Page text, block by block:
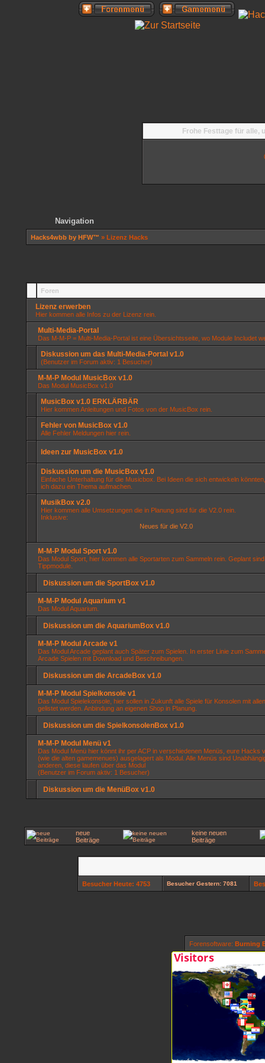
Frohe Festtage für alle,
Navigation
Hacks4wbb by HFW™ » Lizenz Hacks
Foren
Lizenz erwerben
Hier kommen alle Infos zu der Lizenz rein.
Multi-Media-Portal
Das M-M-P = Multi-Media-Portal ist eine Übersichtsseite, wo Module Includet
Diskussion um das Multi-Media-Portal v1.0
(Benutzer im Forum aktiv: 1 Besucher)
M-M-P Modul MusicBox v1.0
Das Modul MusicBox v1.0
MusicBox v1.0 ERKLÄRBÄR
Hier kommen Anleitungen und Fotos von der MusicBox rein.
Fehler von MusicBox v1.0
Alle Fehler Meldungen hier rein.
Ideen zur MusicBox v1.0
Diskussion um die MusicBox v1.0
Einfache Unterhaltung für die Musicbox. Bei Ideen die sich entwickeln
ich dazu ein Thema aufmachen.
MusikBox v2.0
Hier kommen alle Umsetzungen die in Planung sind für die V2.0 rein.
Inklusive:
Neues für die V2.0
M-M-P Modul Sport v1.0
Das Modul Sport, hier kommen alle Sportarten zum Sammeln rein. Geplant
Tippmodule.
Diskussion um die SportBox v1.0
M-M-P Modul Aquarium v1
Das Modul Aquarium.
Diskussion um die AquariumBox v1.0
M-M-P Modul Arcade v1
Das Modul Arcade geplant auch Später zum Spielen. In erster Linie zum
Arcade Spielen mit Download und Beschreibungen.
Diskussion um die ArcadeBox v1.0
M-M-P Modul Spielkonsole v1
Das Modul Spielekonsole, hier sollen in Zukunft alle Spiele für Konsolen mit
gelistet werden. Anbindung an eigenen Shop in Planung.
Diskussion um die SpielkonsolenBox v1.0
M-M-P Modul Menü v1
Das Modul Menü hier könnt ihr per ACP in verschiedenen Menüs, eure Hacks
(wie die alten gamemenues) ausgelagert als Modul. Alle Menüs sind
anderen, diese laufen über das Modul
(Benutzer im Forum aktiv: 1 Besucher)
Diskussion um die MenüBox v1.0
neue
Beiträge
keine neuen
Beiträge
Besucher Heute: 4753 Besucher Gestern: 7081
Forensoftware: Burning